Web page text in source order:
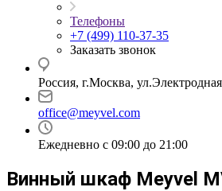
Телефоны
+7 (499) 110-37-35
Заказать звонок
Россия, г.Москва,
office@meyvel.com
Ежедневно с 09:00 до 21:00
Винный шкаф Meyvel